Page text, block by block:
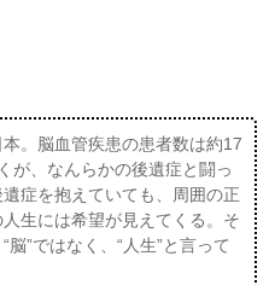
。脳血管疾患の患者数は約17
が、なんらかの後遺症と闘っ
症を抱えていても、周囲の正
生には希望が見えてくる。そ
”ではなく、“人生”と言って